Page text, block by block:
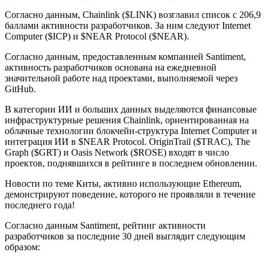
Согласно данным, Chainlink ($LINK) возглавил список с 206,9
баллами активности разработчиков. За ним следуют Internet
Computer ($ICP) и $NEAR Protocol ($NEAR).
Согласно данным, предоставленным компанией Santiment,
активность разработчиков основана на ежедневной
значительной работе над проектами, выполняемой через
GitHub.
В категории ИИ и больших данных выделяются финансовые
инфраструктурные решения Chainlink, ориентированная на
облачные технологии блокчейн-структура Internet Computer и
интеграция ИИ в $NEAR Protocol. OriginTrail ($TRAC), The
Graph ($GRT) и Oasis Network ($ROSE) входят в число
проектов, поднявшихся в рейтинге в последнем обновлении.
Новости по теме Киты, активно использующие Ethereum,
демонстрируют поведение, которого не проявляли в течение
последнего года!
Согласно данным Santiment, рейтинг активности
разработчиков за последние 30 дней выглядит следующим
образом: